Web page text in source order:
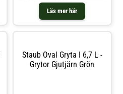
Läs mer här
Staub Oval Gryta I 6,7 L -
Grytor Gjutjärn Grön